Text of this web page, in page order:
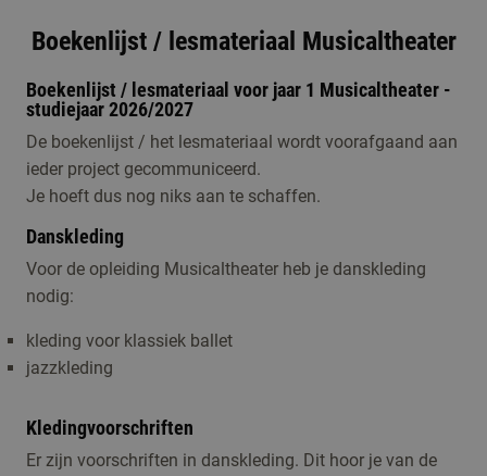
Boekenlijst / lesmateriaal Musicaltheater
Boekenlijst / lesmateriaal voor jaar 1 Musicaltheater -
studiejaar 2026/2027
De boekenlijst / het lesmateriaal wordt voorafgaand aan
ieder project gecommuniceerd.
Je hoeft dus nog niks aan te schaffen.
Danskleding
Voor de opleiding Musicaltheater heb je danskleding
nodig:
kleding voor klassiek ballet
jazzkleding
Kledingvoorschriften
Er zijn voorschriften in danskleding. Dit hoor je van de